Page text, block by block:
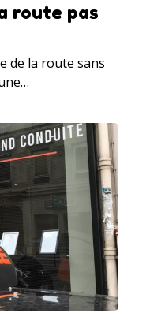
route pas
de la route sans